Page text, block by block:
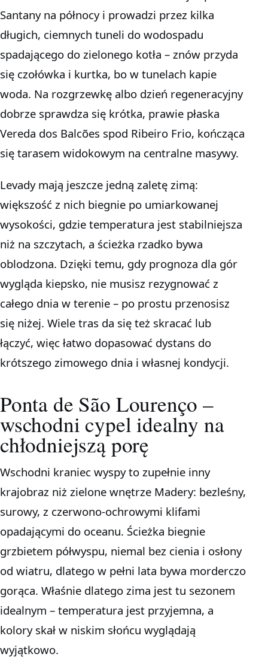
Santany na północy i prowadzi przez kilka
długich, ciemnych tuneli do wodospadu
spadającego do zielonego kotła – znów przyda
się czołówka i kurtka, bo w tunelach kapie
woda. Na rozgrzewkę albo dzień regeneracyjny
dobrze sprawdza się krótka, prawie płaska
Vereda dos Balcões spod Ribeiro Frio, kończąca
się tarasem widokowym na centralne masywy.
Levady mają jeszcze jedną zaletę zimą:
większość z nich biegnie po umiarkowanej
wysokości, gdzie temperatura jest stabilniejsza
niż na szczytach, a ścieżka rzadko bywa
oblodzona. Dzięki temu, gdy prognoza dla gór
wygląda kiepsko, nie musisz rezygnować z
całego dnia w terenie – po prostu przenosisz
się niżej. Wiele tras da się też skracać lub
łączyć, więc łatwo dopasować dystans do
krótszego zimowego dnia i własnej kondycji.
Ponta de São Lourenço –
wschodni cypel idealny na
chłodniejszą porę
Wschodni kraniec wyspy to zupełnie inny
krajobraz niż zielone wnętrze Madery: bezleśny,
surowy, z czerwono-ochrowymi klifami
opadającymi do oceanu. Ścieżka biegnie
grzbietem półwyspu, niemal bez cienia i osłony
od wiatru, dlatego w pełni lata bywa morderczo
gorąca. Właśnie dlatego zima jest tu sezonem
idealnym – temperatura jest przyjemna, a
kolory skał w niskim słońcu wyglądają
wyjątkowo.